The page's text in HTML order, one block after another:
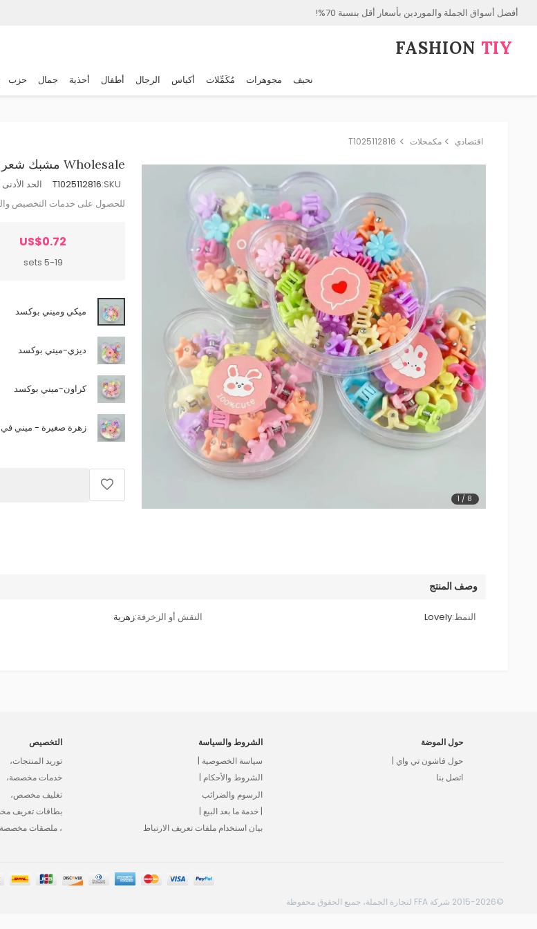
أفضل أسواق الجملة والموردين بأسعار أقل بنسبة 70%!
FASHION⁠ TIY
نحيف مجوهرات مُكَمِّلات أكياس الرجال أطفال أحذية جمال حزب
اقتصادي مكمحلات T1025112816
1 / 8
Wholesale مشبك شعر صغير للأطفال على شكل زهرة وحلوى
SKU:
T1025112816 الحد
للحصول على خدمات التخصيص
US$0.72
5-19 sets
ميكي وميني بوكسد
ديزي-ميني بوكسد
كراون-ميني بوكسد
زهرة صغيرة - ميني
وصف المنتج
النمط:Lovely النقش أو الزخرفة:زهرية
حول الموضة
حول فاشون تي واي |
اتصل بنا
الشروط والسياسة
سياسة الخصوصية |
الشروط والأحكام |
الرسوم والضرائب
| خدمة ما بعد البيع |
بيان استخدام ملفات تعريف الارتباط
التخصيص
توريد المنتجات،
خدمات مخصصة،
تغليف مخصص،
بطاقات تعريف
، ملصقات مخصصة
©2015-2026 شركة FFA لتجارة الجملة، جميع الحقوق محفوظة